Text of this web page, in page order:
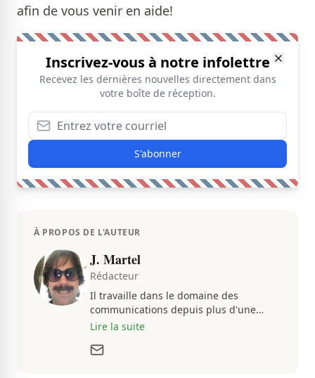
afin de vous venir en aide!
Inscrivez-vous à notre infolettre
Recevez les dernières nouvelles directement dans
votre boîte de réception.
S'abonner
À PROPOS DE L'AUTEUR
J. Martel
Rédacteur
Il travaille dans le domaine des
communications depuis plus d'une
dizaine d'années, en plus d'être
actualités. Autant intéressé par les
Lire la suite